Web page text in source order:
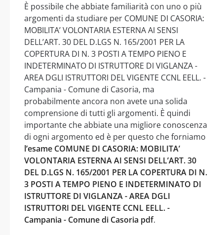
È possibile che abbiate familiarità con uno o più
argomenti da studiare per COMUNE DI CASORIA:
MOBILITA’ VOLONTARIA ESTERNA AI SENSI
DELL’ART. 30 DEL D.LGS N. 165/2001 PER LA
COPERTURA DI N. 3 POSTI A TEMPO PIENO E
INDETERMINATO DI ISTRUTTORE DI VIGLANZA -
AREA DGLI ISTRUTTORI DEL VIGENTE CCNL EELL. -
Campania - Comune di Casoria, ma
probabilmente ancora non avete una solida
comprensione di tutti gli argomenti. È quindi
importante che abbiate una migliore conoscenza
di ogni argomento ed è per questo che forniamo
l’esame COMUNE DI CASORIA: MOBILITA’
VOLONTARIA ESTERNA AI SENSI DELL’ART. 30
DEL D.LGS N. 165/2001 PER LA COPERTURA DI N.
3 POSTI A TEMPO PIENO E INDETERMINATO DI
ISTRUTTORE DI VIGLANZA - AREA DGLI
ISTRUTTORI DEL VIGENTE CCNL EELL. -
Campania - Comune di Casoria pdf.